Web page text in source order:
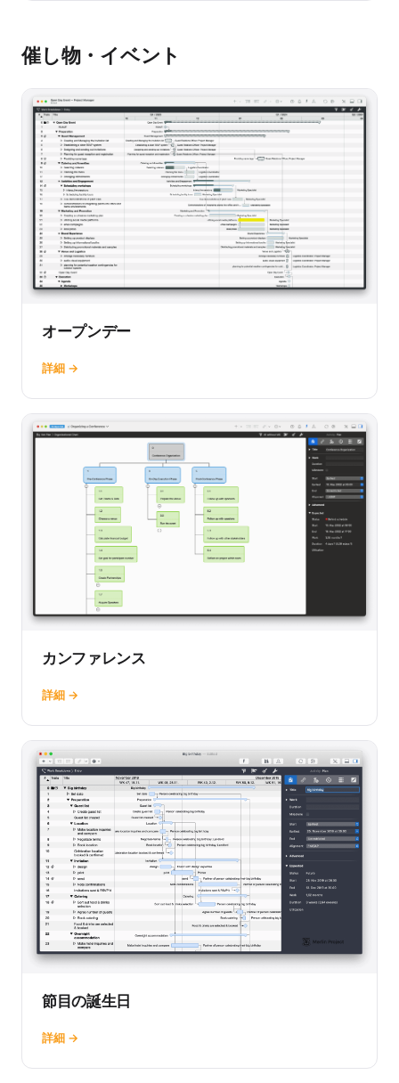
催し物・イベント
オープンデー
詳細 →
カンファレンス
詳細 →
節目の誕生日
詳細 →